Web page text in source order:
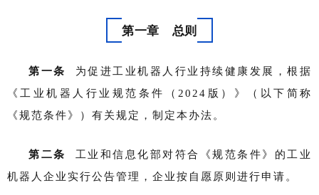
第一章 总则
第一条 为促进工业机器人行业持续健康发展，根据
《工业机器人行业规范条件（2024版）》（以下简称
《规范条件》）有关规定，制定本办法。
第二条
工业和信息化部对符合《规范条件》的工业
机器人企业实行公告管理，企业按自愿原则进行申请。